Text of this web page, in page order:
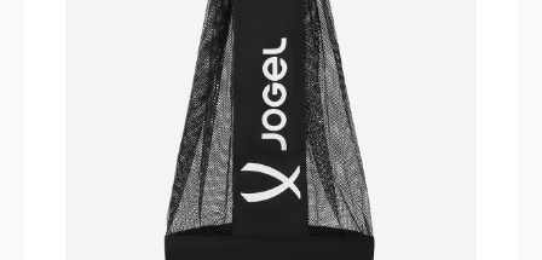
- сумма всех заказов за 6 месяцев
200.000 рублей.
сумма всех заказов за 6 месяцев -
400.000 рублей.